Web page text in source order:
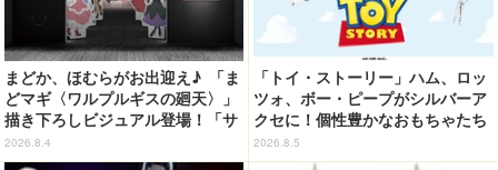
まどか、ほむらがお出迎え♪ 「ま
どマギ〈ワルプルギスの廻天〉」
描き下ろしビジュアル登場！「サ
ンシャインシティプリンスホテ
ル」コラボ開催
2026.8.4
「トイ・ストーリー」ハム、ロッ
ツォ、ボー・ピープがシルバーア
クセに！個性豊かなおもちゃたち
をオシャレに身につけよう♪
2026.8.5